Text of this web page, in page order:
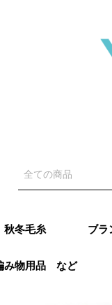
Puppy (
ハマナカ
ダイヤ
NASKA
LANG（
Katia（
オリム
Puppy (
ハマナカ
ダイヤ
LANG(
貨
ト
フ
秋冬毛糸
Puppy (パピー) 秋
RICHMORE（リッチ
DARUMA（ダルマ）
ハマナカ 秋冬
NASKA（内藤商
ダイヤモンド毛糸
ニッケビクター 秋
スキー（元廣）秋冬
オリムパス 秋冬
LANG（ラング）秋
Katia（カティア）
Opal（オパール）秋
REGIA（レギア）秋
PRO LANA（プロラ
Woolly Hugs（ウー
malabrigo（マラブ
ROWAN (ローワ
alize (アリゼ）秋冬
Knit Pro（ニットプ
Urthyarns（アース
LAINES du
DMC
ブラ
ハ
ダ
ニ
ス
オ
メ
ア
ク
チ
日
タ
み物用品 など